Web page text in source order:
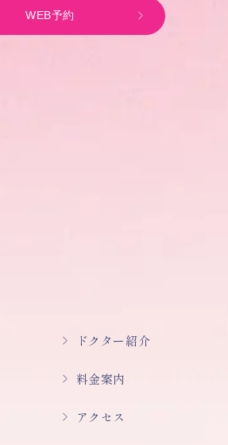
WEB予約
ドクター紹介
料金案内
アクセス